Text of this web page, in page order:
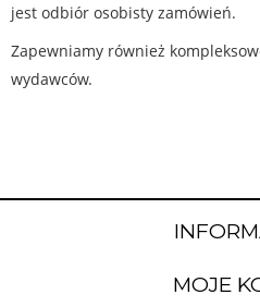
jest odbiór osobisty zamówień.
Zapewniamy również
wydawców.
MOJE